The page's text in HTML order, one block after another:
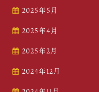
2025年5月
2025年4月
2025年2月
2024年12月